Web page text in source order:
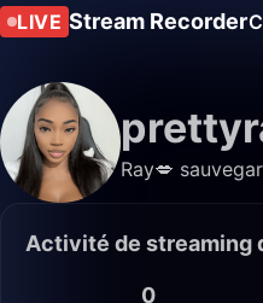
LIVE Stream Recorder
Ray💋
Activité de streaming
0